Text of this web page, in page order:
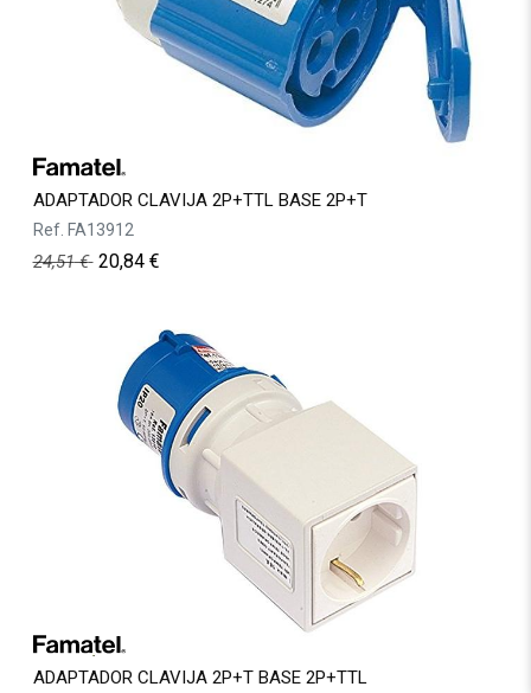
ADAPTADOR CLAVIJA 2P+TTL BASE 2P+T
Ref. FA13912
24,51€ 20,84€
ADAPTADOR CLAVIJA 2P+T BASE 2P+TTL